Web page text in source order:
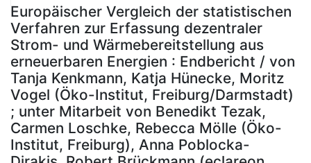
Statistiken
Europäischer Vergleich der statistischen
Verfahren zur Erfassung dezentraler
Strom- und Wärmebereitstellung aus
erneuerbaren Energien : Endbericht / von
Tanja Kenkmann, Katja Hünecke, Moritz
Vogel (Öko-Institut, Freiburg/Darmstadt)
; unter Mitarbeit von Benedikt Tezak,
Carmen Loschke, Rebecca Mölle (Öko-
Institut, Freiburg), Anna Poblocka-